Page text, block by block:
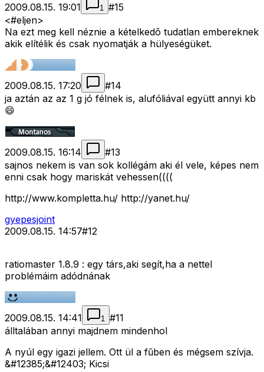
2009.08.15. 19:01 1 #15
<#eljen>
Na ezt meg kell néznie a kételkedõ tudatlan embereknek
akik elítélik és csak nyomatják a hülyeségüket.
2009.08.15. 17:20 #14
ja aztán az az 1 g jó félnek is, alufóliával együtt annyi kb
😄
2009.08.15. 16:14 #13
sajnos nekem is van sok kollégám aki él vele, képes nem
enni csak hogy mariskát vehessen((((
http://www.kompletta.hu/ http://yanet.hu/
gyepesjoint
2009.08.15. 14:57#12
ratiomaster 1.8.9 : egy társ,aki segít,ha a nettel
problémáim adódnának
2009.08.15. 14:41 1 #11
álltalában annyi majdnem mindenhol
A nyúl egy igazi jellem. Ott ül a fűben és mégsem szívja.
&#12385;&#12403; Kicsi